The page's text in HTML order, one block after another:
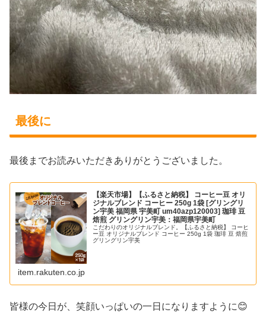
最後に
最後までお読みいただきありがとうございました。
【楽天市場】【ふるさと納税】 コーヒー豆 オリ
ジナルブレンド コーヒー 250g 1袋 [グリングリ
ン宇美 福岡県 宇美町 um40azp120003] 珈琲 豆
焙煎 グリングリン宇美：福岡県宇美町
こだわりのオリジナルブレンド。【ふるさと納税】 コーヒ
ー豆 オリジナルブレンド コーヒー 250g 1袋 珈琲 豆 焙煎
グリングリン宇美
item.rakuten.co.jp
皆様の今日が、笑顔いっぱいの一日になりますように😊